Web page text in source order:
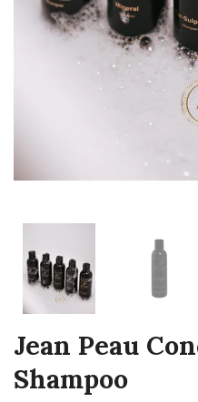
Jean Peau
Shampoo